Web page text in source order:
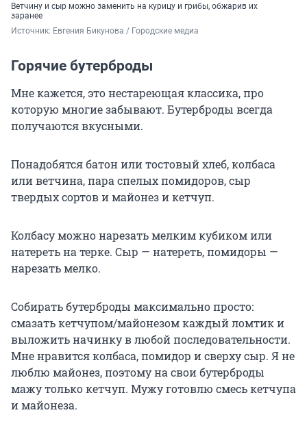
Ветчину и сыр можно заменить на курицу и грибы, обжарив их
заранее
Источник: Евгения Бикунова / Городские медиа
Горячие бутерброды
Мне кажется, это нестареющая классика, про
которую многие забывают. Бутерброды всегда
получаются вкусными.
Понадобятся батон или тостовый хлеб, колбаса
или ветчина, пара спелых помидоров, сыр
твердых сортов и майонез и кетчуп.
Колбасу можно нарезать мелким кубиком или
натереть на терке. Сыр — натереть, помидоры —
нарезать мелко.
Собирать бутерброды максимально просто:
смазать кетчупом/майонезом каждый ломтик и
выложить начинку в любой последовательности.
Мне нравится колбаса, помидор и сверху сыр. Я не
люблю майонез, поэтому на свои бутерброды
мажу только кетчуп. Мужу готовлю смесь кетчупа
и майонеза.